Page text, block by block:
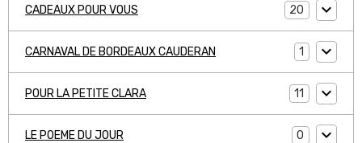
CADEAUX POUR VOUS 20
CARNAVAL DE BORDEAUX CAUDERAN 1
POUR LA PETITE CLARA 11
LE POEME DU JOUR 0